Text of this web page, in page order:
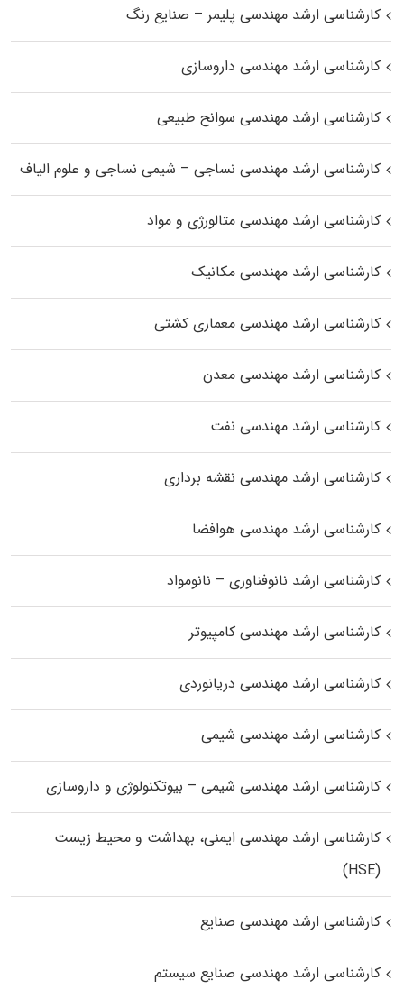
کارشناسی ارشد مهندسی پلیمر – صنایع رنگ
کارشناسی ارشد مهندسی داروسازی
کارشناسی ارشد مهندسی سوانح طبیعی
کارشناسی ارشد مهندسی نساجی – شیمی نساجی و علوم الیاف
کارشناسی ارشد مهندسی متالورژی و مواد
کارشناسی ارشد مهندسی مکانیک
کارشناسی ارشد مهندسی معماری کشتی
کارشناسی ارشد مهندسی معدن
کارشناسی ارشد مهندسی نفت
کارشناسی ارشد مهندسی نقشه برداری
کارشناسی ارشد مهندسی هوافضا
کارشناسی ارشد نانوفناوری – نانومواد
کارشناسی ارشد مهندسی کامپیوتر
کارشناسی ارشد مهندسی دریانوردی
کارشناسی ارشد مهندسی شیمی
کارشناسی ارشد مهندسی شیمی – بیوتکنولوژی و داروسازی
کارشناسی ارشد مهندسی ایمنی، بهداشت و محیط زیست
(HSE)
کارشناسی ارشد مهندسی صنایع
کارشناسی ارشد مهندسی صنایع سیستم